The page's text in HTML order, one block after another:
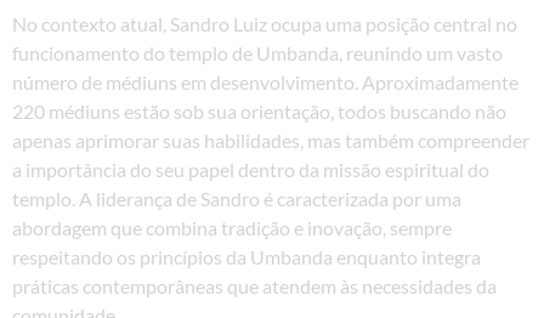
No contexto atual, Sandro Luiz ocupa uma posição central no
funcionamento do templo de Umbanda, reunindo um vasto
número de médiuns em desenvolvimento. Aproximadamente
220 médiuns estão sob sua orientação, todos buscando não
apenas aprimorar suas habilidades, mas também compreender
a importância do seu papel dentro da missão espiritual do
templo. A liderança de Sandro é caracterizada por uma
abordagem que combina tradição e inovação, sempre
respeitando os princípios da Umbanda enquanto integra
práticas contemporâneas que atendem às necessidades da